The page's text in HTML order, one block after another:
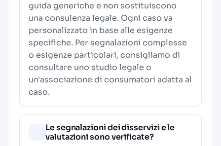
guida generiche e non sostituiscono
una consulenza legale. Ogni caso va
personalizzato in base alle esigenze
specifiche. Per segnalazioni complesse
o esigenze particolari, consigliamo di
consultare uno studio legale o
un'associazione di consumatori adatta al
caso.
Le segnalazioni dei disservizi e le
valutazioni sono verificate?